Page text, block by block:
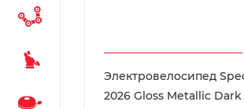
Электровелосипед
2026 Gloss Metallic Dark